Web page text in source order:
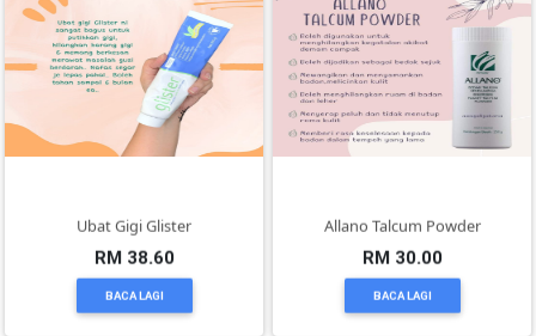
Ubat Gigi Glister
RM 38.60
BACA LAGI
Allano Talcum Powder
RM 30.00
BACA LAGI
TERENGGANU(12)
SABAH(0)
SARAWAK(2)
JOHOR(8)